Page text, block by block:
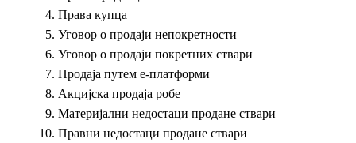
Права купца
Уговор о продаји непокретности
Уговор о продаји покретних ствари
Продаја путем е-платформи
Акцијска продаја робе
Материјални недостаци продане ствари
Правни недостаци продане ствари